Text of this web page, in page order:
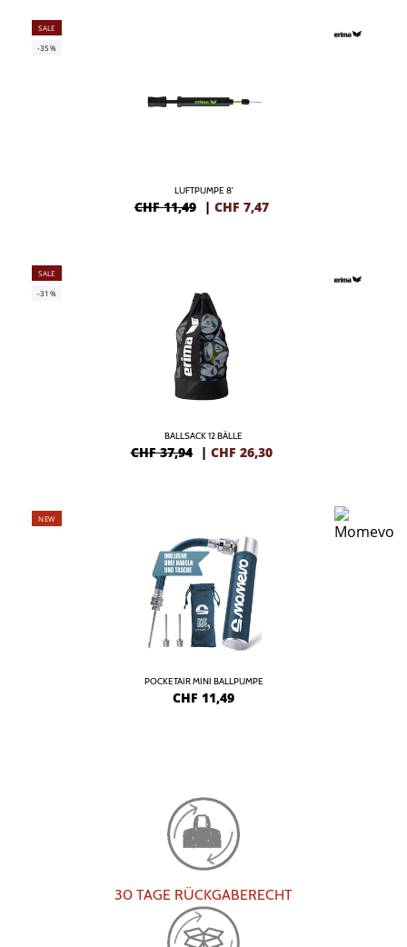
SALE
-35%
LUFTPUMPE 8'
CHF 11,49 | CHF 7,47
SALE
-31%
BALLSACK 12 BÄLLE
CHF 37,94 | CHF 26,30
NEW
POCKETAIR MINI BALLPUMPE
CHF 11,49
30 TAGE RÜCKGABERECHT